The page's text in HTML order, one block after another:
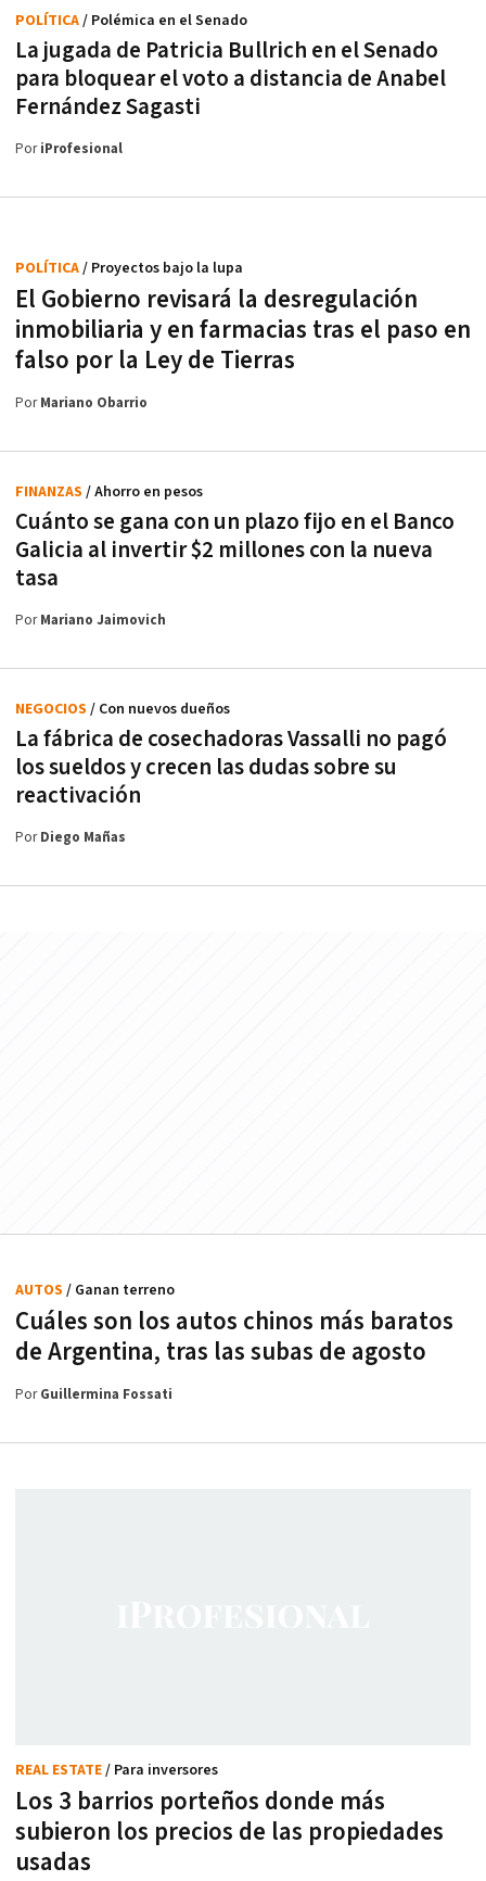
La jugada de Patricia Bullrich en el Senado
para bloquear el voto a distancia de Anabel
Fernández Sagasti
POLÍTICA/ Polémica en el Senado
PoriProfesional
El Gobierno revisará la desregulación
inmobiliaria y en farmacias tras el paso en
falso por la Ley de Tierras
POLÍTICA/ Proyectos bajo la lupa
PorMariano Obarrio
Cuánto se gana con un plazo fijo en el Banco
Galicia al invertir $2 millones con la nueva
tasa
FINANZAS / Ahorro en pesos
PorMariano Jaimovich
La fábrica de cosechadoras Vassalli no pagó
los sueldos y crecen las dudas sobre su
reactivación
NEGOCIOS / Con nuevos dueños
PorDiego Mañas
Cuáles son los autos chinos más baratos
de Argentina, tras las subas de agosto
AUTOS / Ganan terreno
PorGuillermina Fossati
Los 3 barrios porteños donde más
subieron los precios de las propiedades
usadas
REAL ESTATE/ Para inversores